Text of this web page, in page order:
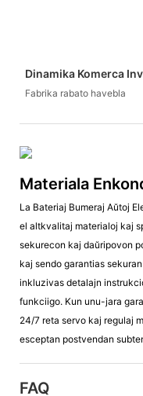
Dinamika Komerca
Fabrika rabato havebla
Materiala
La Bateriaj Bumeraj Aŭtoj
el altkvalitaj materialoj kaj
sekurecon kaj daŭripovon
kaj sendo garantias
inkluzivas detalajn
funkciigo. Kun unu-jara
24/7 reta servo kaj regulaj
esceptan postvendan
FAQ